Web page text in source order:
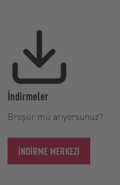
İndirmeler
Broşür mü arıyorsunuz?
İNDIRME MERKEZI